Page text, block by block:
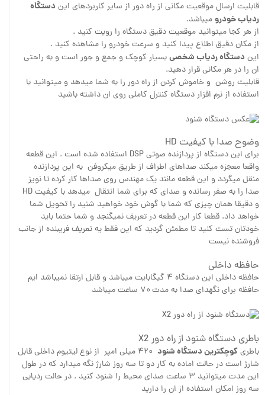
قابلیت ارسال موقعیت مکانی از راه دور از سایر کاربردهای این دستگاه
ردیاب خودرومیباشد.
از هر کجا میتوانید موقعیت دقیق دستگاه را رویت کنید .
از مکان دقیق اطلاع پیدا کنید و سرعت خودرو را مشاهده کنید .
این دستگاه ردیاب شخصیبسیار کوچک و جمع و جور است و به راحتی
ان را در هر مکانی قرار دهید.
قابلیت روشن و خاموش کردن از راه دور را به شما میدهد و میتوانید با
استفاده از نرم افزار دستگاه کنترل کاملی روی ان داشته باشید
وضوح صدا با کیفیت HD
برای این دستگاه از پردازنده صوتی DSP استفاده شده است . این قطعه
واقعا معجزه میکند صداهای اطراف از طریق میکروفن به این پردازنده
منقل میگردد و این قطعه مانند یک مهندس روی صداها کار کرده تا نویز
صدا را به صفر رسانده و صدای که برای شما انتقال میدهد با کیفیت HD
و دقیقا همان چیزی که شما با گوش خود خواهید شنید را تحویل شما
خواهد داد. قطعا کار این قطعه در تعریف نمیگنجد و شما حتما باید
خودتان تست کنید تا مطمئن گردید که این فقط یه تعریف فریبنده از جانب
فروشنده نیست
حافظه داخلی
حافظه داخلی این دستگاه ۴ گیگابایت میباشد و قابل ارتقا نمیباشد ایم
حافظه برای نگهدای صدا به مدت ۷۰ ساعت میباشد
باطری دستگاه شنود از راه دور X2
باطریکوچکترین دستگاه شنود
۴۲۰ میلی امپر از نوع لیتیوم داخلی قابل
شارژ است در حالت اماده به کار دو تا سه روز شارژ نگه میدارد که در طول
این مدت میتوانید ۳ ساعت صدای محیط را شنود کنید . در حالت ردیابی
سه روز امکان استفاده از ان را دارید